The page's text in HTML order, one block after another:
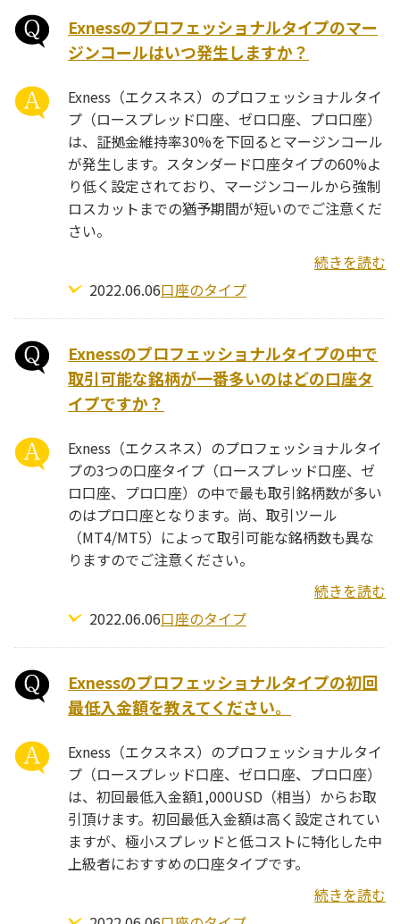
Exnessのプロフェッショナルタイプのマー
ジンコールはいつ発生しますか？
Exness（エクスネス）のプロフェッショナルタイ
プ（ロースプレッド口座、ゼロ口座、プロ口座）
は、証拠金維持率30%を下回るとマージンコール
が発生します。スタンダード口座タイプの60%よ
り低く設定されており、マージンコールから強制
ロスカットまでの猶予期間が短いのでご注意くだ
さい。
続きを読む
2022.06.06口座のタイプ
Exnessのプロフェッショナルタイプの中で
取引可能な銘柄が一番多いのはどの口座タ
イプですか？
Exness（エクスネス）のプロフェッショナルタイ
プの3つの口座タイプ（ロースプレッド口座、ゼ
ロ口座、プロ口座）の中で最も取引銘柄数が多い
のはプロ口座となります。尚、取引ツール
（MT4/MT5）によって取引可能な銘柄数も異な
りますのでご注意ください。
続きを読む
2022.06.06口座のタイプ
Exnessのプロフェッショナルタイプの初回
最低入金額を教えてください。
Exness（エクスネス）のプロフェッショナルタイ
プ（ロースプレッド口座、ゼロ口座、プロ口座）
は、初回最低入金額1,000USD（相当）からお取
引頂けます。初回最低入金額は高く設定されてい
ますが、極小スプレッドと低コストに特化した中
上級者におすすめの口座タイプです。
続きを読む